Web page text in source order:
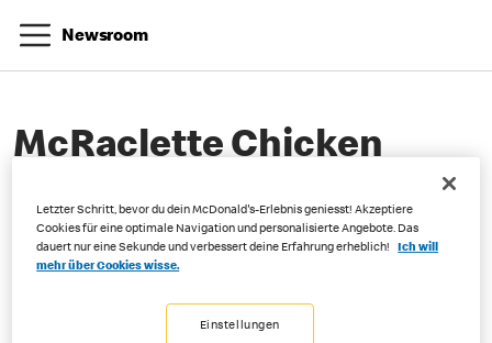
Newsroom
McRaclette Chicken
06-25-2025
Letzter Schritt, bevor du dein McDonald's-Erlebnis geniesst! Akzeptiere
Cookies für eine optimale Navigation und personalisierte Angebote. Das
dauert nur eine Sekunde und verbessert deine Erfahrung erheblich!
Ich will
mehr über Cookies wisse.
Einstellungen